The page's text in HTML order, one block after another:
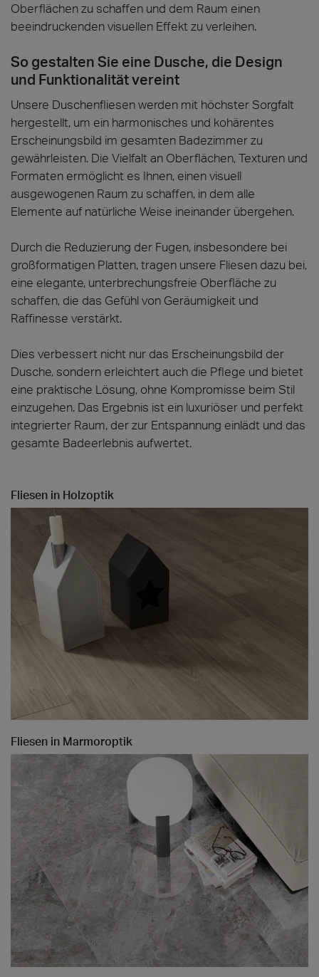
Oberflächen zu schaffen und dem Raum einen
beeindruckenden visuellen Effekt zu verleihen.
So gestalten Sie eine Dusche, die Design
und Funktionalität vereint
Unsere Duschenfliesen werden mit höchster Sorgfalt
hergestellt, um ein harmonisches und kohärentes
Erscheinungsbild im gesamten Badezimmer zu
gewährleisten. Die Vielfalt an Oberflächen, Texturen und
Formaten ermöglicht es Ihnen, einen visuell
ausgewogenen Raum zu schaffen, in dem alle
Elemente auf natürliche Weise ineinander übergehen.
Durch die Reduzierung der Fugen, insbesondere bei
großformatigen Platten, tragen unsere Fliesen dazu bei,
eine elegante, unterbrechungsfreie Oberfläche zu
schaffen, die das Gefühl von Geräumigkeit und
Raffinesse verstärkt.
Dies verbessert nicht nur das Erscheinungsbild der
Dusche, sondern erleichtert auch die Pflege und bietet
eine praktische Lösung, ohne Kompromisse beim Stil
einzugehen. Das Ergebnis ist ein luxuriöser und perfekt
integrierter Raum, der zur Entspannung einlädt und das
gesamte Badeerlebnis aufwertet.
Fliesen in Holzoptik
Fliesen in Marmoroptik